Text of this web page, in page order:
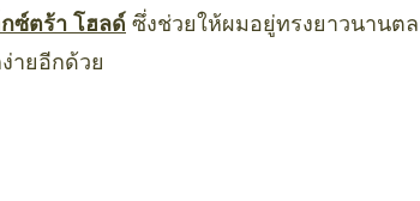
ซ์ตร้า โฮลด์ ซึ่งช่วยให้ผมอยู่ทรงยาวนานต
ายอีกด้วย